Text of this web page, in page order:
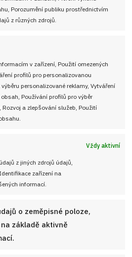
Porozumění publiku prostřednictvím
z různých zdrojů.
v zařízení, Použití omezených
profilů pro personalizovanou
personalizované reklamy, Vytváření
Používání profilů pro výběr
a zlepšování služeb, Použití
Vždy aktivní
z jiných zdrojů údajů,
zařízení na
informací.
o zeměpisné poloze,
základě aktivně
Elegantní zákusek s
na sladké pomerančové
harmonii chutí, kterým jen tak
a lahodné.